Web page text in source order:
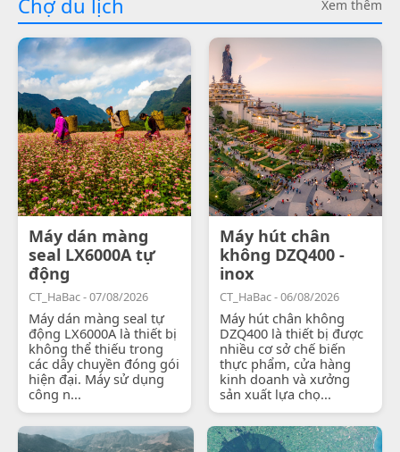
Xem thêm
Máy dán màng
seal LX6000A tự
động
CT_HaBac - 07/08/2026
Máy dán màng seal tự
động LX6000A là thiết bị
không thể thiếu trong
các dây chuyền đóng gói
hiện đại. Máy sử dụng
công n...
Máy hút chân
không DZQ400 -
inox
CT_HaBac - 06/08/2026
Máy hút chân không
DZQ400 là thiết bị được
nhiều cơ sở chế biến
thực phẩm, cửa hàng
kinh doanh và xưởng
sản xuất lựa chọ...